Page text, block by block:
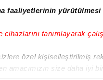
faaliyetlerinin yürütülmesi
tanımlayarak
özel kişiselleştirilmiş
amacımızın size daha iyi